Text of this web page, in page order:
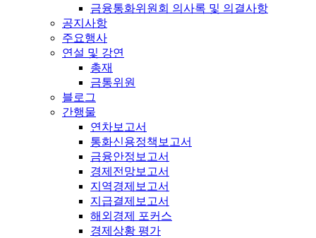
금융통화위원회 의사록 및 의결사항
공지사항
주요행사
연설 및 강연
총재
금통위원
블로그
간행물
연차보고서
통화신용정책보고서
금융안정보고서
경제전망보고서
지역경제보고서
지급결제보고서
해외경제 포커스
경제상황 평가